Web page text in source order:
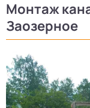
Монтаж
Заозерное